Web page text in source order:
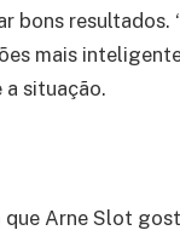
bons resultados.
mais
situação.
Arne Slot